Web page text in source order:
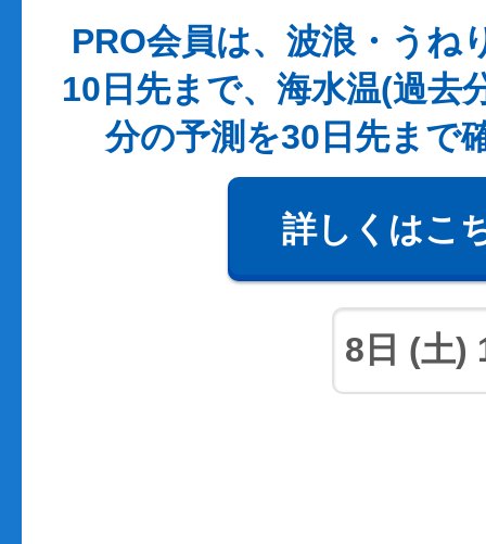
PRO会員は、波浪・うね
10日先まで、海水温(過去
分の予測を30日先まで
詳しくはこ